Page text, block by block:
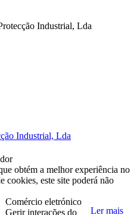
Industrial, Lda
Industrial, Lda
obtém a melhor experiência no
cookies, este site poderá não
Ler mais
Comércio eletrónico
Gerir interações do